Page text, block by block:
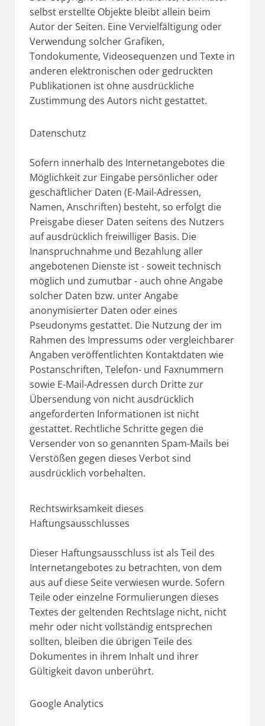
selbst erstellte Objekte bleibt allein beim
Autor der Seiten. Eine Vervielfältigung oder
Verwendung solcher Grafiken,
Tondokumente, Videosequenzen und Texte in
anderen elektronischen oder gedruckten
Publikationen ist ohne ausdrückliche
Zustimmung des Autors nicht gestattet.
Datenschutz
Sofern innerhalb des Internetangebotes die
Möglichkeit zur Eingabe persönlicher oder
geschäftlicher Daten (E-Mail-Adressen,
Namen, Anschriften) besteht, so erfolgt die
Preisgabe dieser Daten seitens des Nutzers
auf ausdrücklich freiwilliger Basis. Die
Inanspruchnahme und Bezahlung aller
angebotenen Dienste ist - soweit technisch
möglich und zumutbar - auch ohne Angabe
solcher Daten bzw. unter Angabe
anonymisierter Daten oder eines
Pseudonyms gestattet. Die Nutzung der im
Rahmen des Impressums oder vergleichbarer
Angaben veröffentlichten Kontaktdaten wie
Postanschriften, Telefon- und Faxnummern
sowie E-Mail-Adressen durch Dritte zur
Übersendung von nicht ausdrücklich
angeforderten Informationen ist nicht
gestattet. Rechtliche Schritte gegen die
Versender von so genannten Spam-Mails bei
Verstößen gegen dieses Verbot sind
ausdrücklich vorbehalten.
Rechtswirksamkeit dieses
Haftungsausschlusses
Dieser Haftungsausschluss ist als Teil des
Internetangebotes zu betrachten, von dem
aus auf diese Seite verwiesen wurde. Sofern
Teile oder einzelne Formulierungen dieses
Textes der geltenden Rechtslage nicht, nicht
mehr oder nicht vollständig entsprechen
sollten, bleiben die übrigen Teile des
Dokumentes in ihrem Inhalt und ihrer
Gültigkeit davon unberührt.
Google Analytics